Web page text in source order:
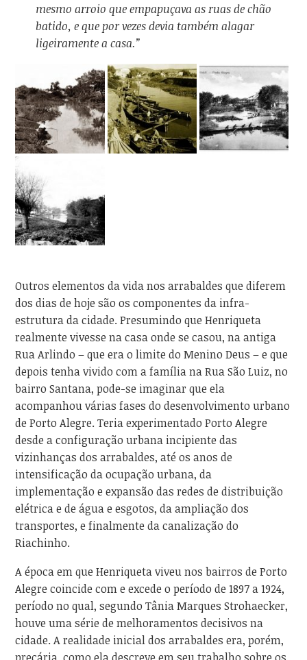
mesmo arroio que empapuçava as ruas de chão
batido, e que por vezes devia também alagar
ligeiramente a casa.”
Outros elementos da vida nos arrabaldes que diferem
dos dias de hoje são os componentes da infra-
estrutura da cidade. Presumindo que Henriqueta
realmente vivesse na casa onde se casou, na antiga
Rua Arlindo – que era o limite do Menino Deus – e que
depois tenha vivido com a família na Rua São Luiz, no
bairro Santana, pode-se imaginar que ela
acompanhou várias fases do desenvolvimento urbano
de Porto Alegre. Teria experimentado Porto Alegre
desde a configuração urbana incipiente das
vizinhanças dos arrabaldes, até os anos de
intensificação da ocupação urbana, da
implementação e expansão das redes de distribuição
elétrica e de água e esgotos, da ampliação dos
transportes, e finalmente da canalização do
Riachinho.
A época em que Henriqueta viveu nos bairros de Porto
Alegre coincide com e excede o período de 1897 a 1924,
período no qual, segundo Tânia Marques Strohaecker,
houve uma série de melhoramentos decisivos na
cidade. A realidade inicial dos arrabaldes era, porém,